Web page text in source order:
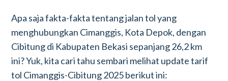
Apa saja fakta-fakta tentang jalan tol yang
menghubungkan Cimanggis, Kota Depok, dengan
Cibitung di Kabupaten Bekasi sepanjang 26,2 km
ini? Yuk, kita cari tahu sembari melihat update tarif
tol Cimanggis-Cibitung 2025 berikut ini: